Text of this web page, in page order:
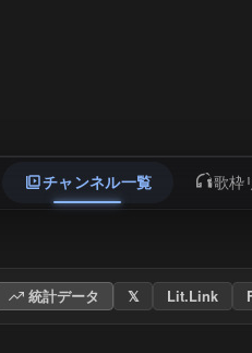
チャンネル一覧 歌枠
統計データ 𝕏 Lit.Link